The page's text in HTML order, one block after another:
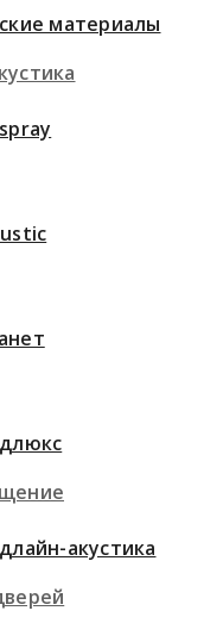
материалы
акустика